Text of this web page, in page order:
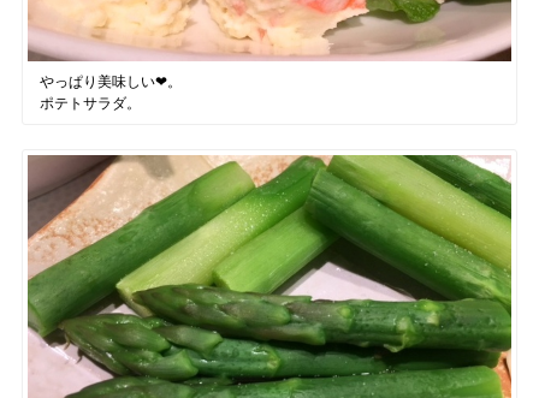
やっぱり美味しい❤︎。
ポテトサラダ。